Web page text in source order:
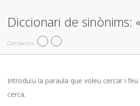
Diccionari de sinònims:
Compartiu
Introduïu la paraula que voleu cercar i
cerca.